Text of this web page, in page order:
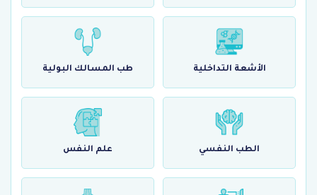
الأشعة التداخلية طب المسالك البولية
الطب النفسي علم النفس